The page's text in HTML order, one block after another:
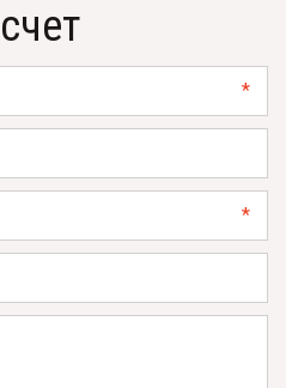
*
*